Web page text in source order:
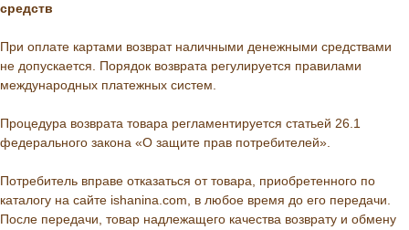
средств
При оплате картами возврат наличными денежными средствами
не допускается. Порядок возврата регулируется правилами
международных платежных систем.
Процедура возврата товара регламентируется статьей 26.1
федерального закона «О защите прав потребителей».
Потребитель вправе отказаться от товара, приобретенного по
каталогу на сайте ishanina.com, в любое время до его передачи.
После передачи, товар надлежащего качества возврату и обмену